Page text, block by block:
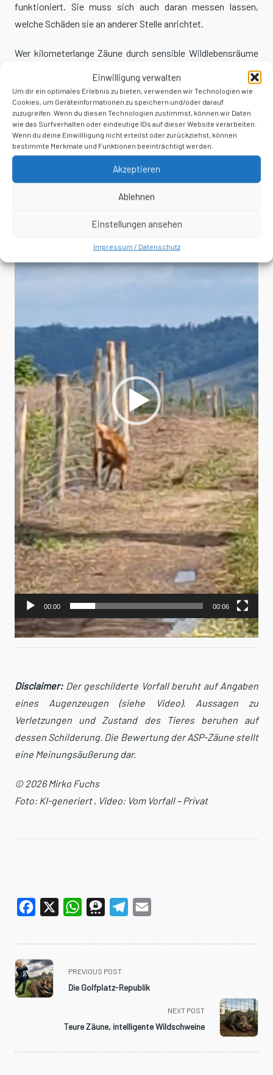
Einwilligung verwalten
Um dir ein optimales Erlebnis zu bieten, verwenden wir Technologien wie
Cookies, um Geräteinformationen zu speichern und/oder darauf
zuzugreifen. Wenn du diesen Technologien zustimmst, können wir Daten
wie das Surfverhalten oder eindeutige IDs auf dieser Website verarbeiten.
Wenn du deine Einwillligung nicht erteilst oder zurückziehst, können
bestimmte Merkmale und Funktionen beeinträchtigt werden.
Akzeptieren
Ablehnen
Einstellungen ansehen
Impressum / Datenschutz
funktioniert. Sie muss sich auch daran messen lassen,
welche Schäden sie an anderer Stelle anrichtet.
Wer kilometerlange Zäune durch sensible Wildlebensräume
zieht, muss sich kritischen Fragen stellen. Wie viele Tiere
werden verletzt? Wie viele verenden unbemerkt? Wie viele
Wanderwege werden dauerhaft unterbrochen?
Diese Fragen verdienen Antworten.
Denn für das Reh am Rothaarsteig kamen sie zu spät.
00:00 00:06
Disclaimer:Der geschilderte Vorfall beruht auf Angaben
eines Augenzeugen (siehe Video). Aussagen zu
Verletzungen und Zustand des Tieres beruhen auf
dessen Schilderung. Die Bewertung der ASP-Zäune stellt
eine Meinungsäußerung dar.
© 2026 Mirko Fuchs
Foto: KI-generiert, Video: Vom Vorfall – Privat
Facebook WhatsAppThreemaTelegram
<span
class="nav-
subtitle
PREVIOUS POST
Die Golfplatz-Republik
NEXT POST
Teure Zäune, intelligente Wildschweine